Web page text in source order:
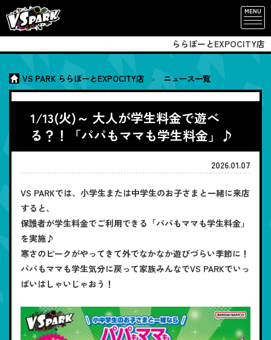
MENU
ららぽーとEXPOCITY店
VS PARK ららぽーとEXPOCITY店 ニュース一覧
1/13(火)～ 大人が学生料金で遊べ
る？！「パパもママも学生料金」♪
2026.01.07
VS PARKでは、小学生または中学生のお子さまと一緒に来店
すると、
保護者が学生料金でご利用できる「パパもママも学生料金」
を実施♪
寒さのピークがやってきて外でなかなか遊びづらい季節に！
パパもママも学生気分に戻って家族みんなでVS PARKでいっ
ぱいはしゃいじゃおう！